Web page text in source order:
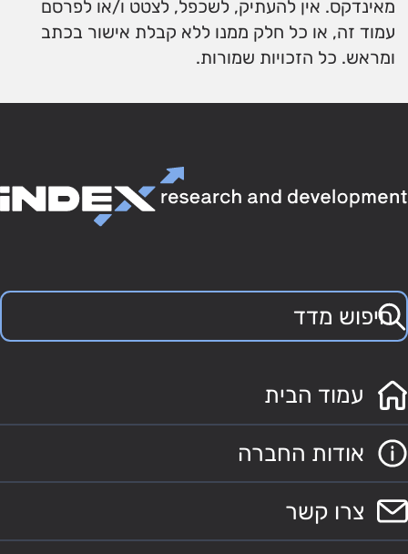
מאינדקס. אין להעתיק, לשכפל, לצטט ו/או לפרסם
עמוד זה, או כל חלק ממנו ללא קבלת אישור בכתב
ומראש. כל הזכויות שמורות.
עמוד הבית
אודות החברה
צרו קשר